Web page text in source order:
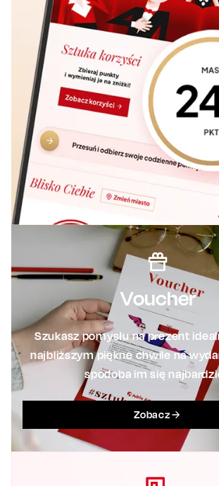
Voucher
Szukasz pomysłu na prezent
najbliższym piękne chwile na
spodoba im się
Zobacz